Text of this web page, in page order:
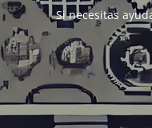
Si necesitas